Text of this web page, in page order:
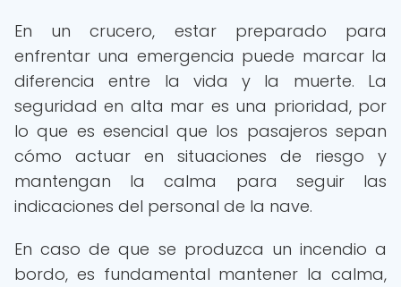
En un crucero, estar preparado para
enfrentar una emergencia puede marcar la
diferencia entre la vida y la muerte. La
seguridad en alta mar es una prioridad, por
lo que es esencial que los pasajeros sepan
cómo actuar en situaciones de riesgo y
mantengan la calma para seguir las
indicaciones del personal de la nave.
En caso de que se produzca un incendio a
bordo, es fundamental mantener la calma,